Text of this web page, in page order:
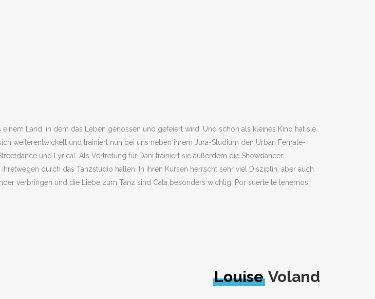
Land, in dem das Leben genossen und gefeiert wird. Und schon als kleines Kind hat sie
weiterentwickelt und trainiert nun bei uns neben ihrem Jura-Studium den Urban Female-
und Lyrical. Als Vertretung für Dani trainiert sie außerdem die Showdancer.
durch das Tanzstudio hallen. In ihren Kursen herrscht sehr viel Disziplin, aber auch
verbringen und die Liebe zum Tanz sind Cata besonders wichtig. Por suerte te tenemos,
Louise Voland